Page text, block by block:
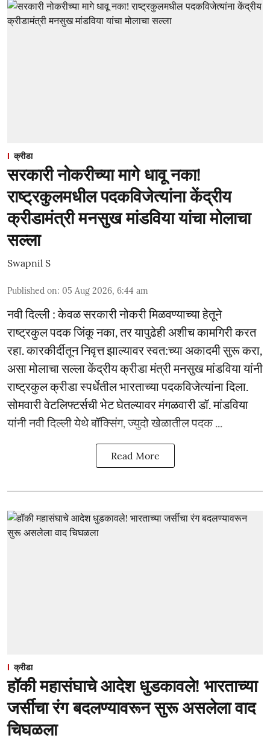
क्रीडा
सरकारी नोकरीच्या मागे धावू नका!
राष्ट्रकुलमधील पदकविजेत्यांना केंद्रीय
क्रीडामंत्री मनसुख मांडविया यांचा मोलाचा
सल्ला
Swapnil S
Published on: 05 Aug 2026, 6:44 am
नवी दिल्ली : केवळ सरकारी नोकरी मिळवण्याच्या हेतूने
राष्ट्रकुल पदक जिंकू नका, तर यापुढेही अशीच कामगिरी करत
रहा. कारकीर्दीतून निवृत्त झाल्यावर स्वत:च्या अकादमी सुरू करा,
असा मोलाचा सल्ला केंद्रीय क्रीडा मंत्री मनसुख मांडविया यांनी
राष्ट्रकुल क्रीडा स्पर्धेतील भारताच्या पदकविजेत्यांना दिला.
सोमवारी वेटलिफ्टर्सची भेट घेतल्यावर मंगळवारी डॉ. मांडविया
यांनी नवी दिल्ली येथे बॉक्सिंग, ज्युदो खेळातील पदक ...
Read More
क्रीडा
हॉकी महासंघाचे आदेश धुडकावले! भारताच्या
जर्सीचा रंग बदलण्यावरून सुरू असलेला वाद
चिघळला